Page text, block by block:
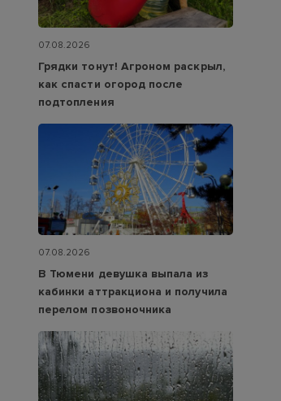
07.08.2026
Грядки тонут! Агроном раскрыл,
как спасти огород после
подтопления
07.08.2026
В Тюмени девушка выпала из
кабинки аттракциона и получила
перелом позвоночника